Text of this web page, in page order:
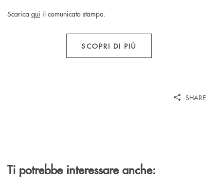
Scarica qui il comunicato stampa.
SCOPRI DI PIÙ
SHARE
Ti potrebbe interessare anche: